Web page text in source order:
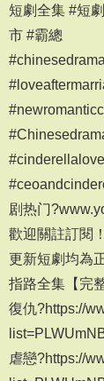
短劇全集 #短
市 #霸總
剧热门
歡迎關註訂閱
更新短劇均為
指路全集【完
復仇?https://
虐戀?https://